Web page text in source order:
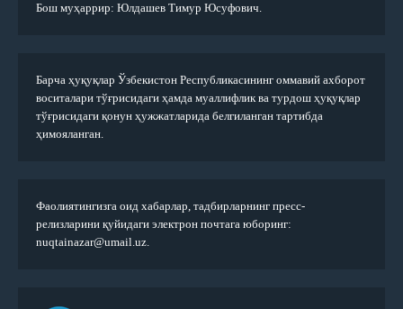
Бош муҳаррир: Юлдашев Тимур Юсуфович.
Барча ҳуқуқлар Ўзбекистон Республикасининг оммавий ахборот
воситалари тўғрисидаги ҳамда муаллифлик ва турдош ҳуқуқлар
тўғрисидаги қонун ҳужжатларида белгиланган тартибда
ҳимояланган.
Фаолиятингизга оид хабарлар, тадбирларнинг пресс-
релизларини қуйидаги электрон почтага юборинг:
nuqtainazar@umail.uz.